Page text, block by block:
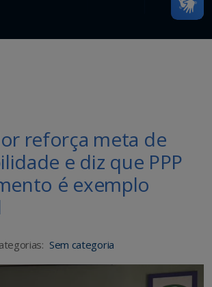
reforça meta de
e diz que PPP
é exemplo
Sem categoria